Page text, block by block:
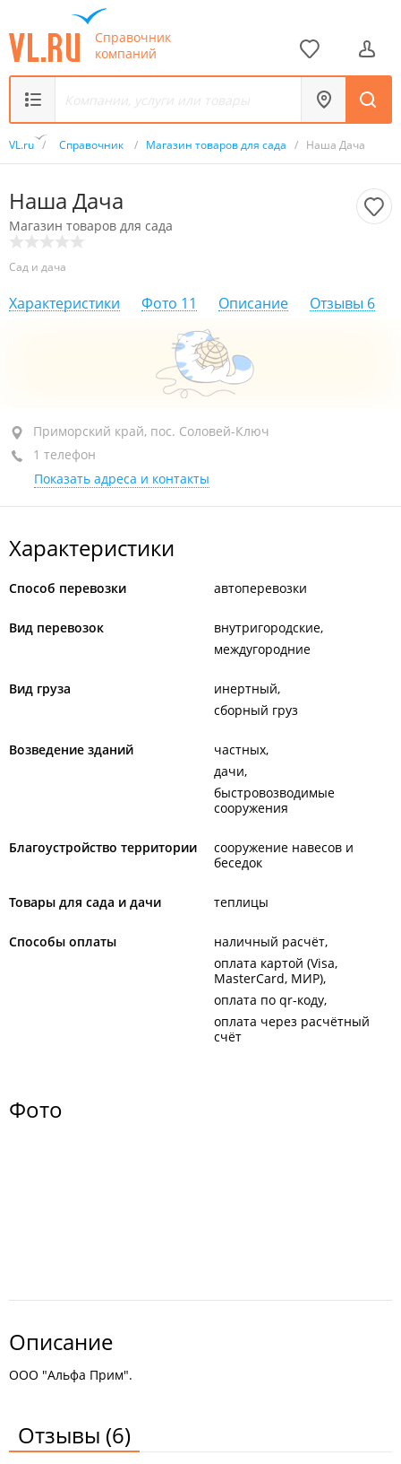
Справочник
компаний
VL.ru / Справочник / Магазин товаров для сада / Наша Дача
Наша Дача
Магазин товаров для сада
Сад и дача
Характеристики Фото 11 Описание Отзывы 6
Приморский край, пос. Соловей-Ключ, ул. Светлая, 1
ТЦ "Соловей-Ключ"
+7 908 963-18-18
Приморский край, пос. Соловей-Ключ
1 телефон
Показать адреса и контакты
Характеристики
Способ перевозки автоперевозки
Вид перевозок
внутригородские
междугородние
Вид груза
инертный
сборный груз
Возведение зданий
частных
дачи
быстровозводимые
сооружения
Благоустройство территории
сооружение навесов и
беседок
Товары для сада и дачи теплицы
Способы оплаты
наличный расчёт
оплата картой (Visa,
MasterCard, МИР)
оплата по qr-коду
оплата через расчётный
счёт
Фото
Описание
ООО "Альфа Прим".
Отзывы (6)